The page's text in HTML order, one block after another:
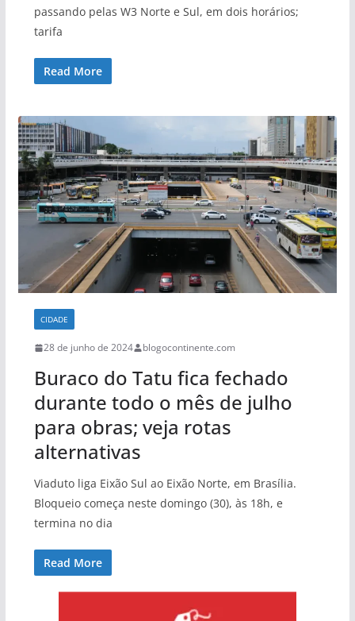
passando pelas W3 Norte e Sul, em dois horários;
tarifa
Read More
CIDADE
28 de junho de 2024 blogocontinente.com
Buraco do Tatu fica fechado
durante todo o mês de julho
para obras; veja rotas
alternativas
Viaduto liga Eixão Sul ao Eixão Norte, em Brasília.
Bloqueio começa neste domingo (30), às 18h, e
termina no dia
Read More